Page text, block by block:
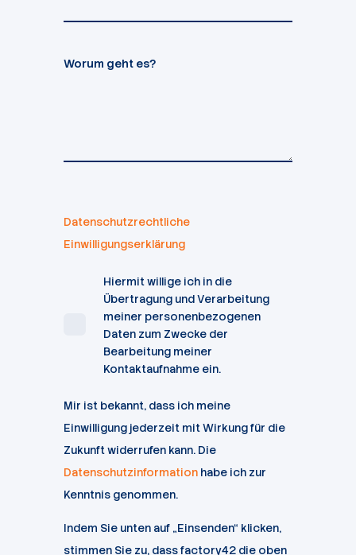
Worum geht es?
Datenschutzrechtliche
Einwilligungserklärung
Hiermit willige ich in die
Übertragung und Verarbeitung
meiner personenbezogenen
Daten zum Zwecke der
Bearbeitung meiner
Kontaktaufnahme ein.
Mir ist bekannt, dass ich meine
Einwilligung jederzeit mit Wirkung für die
Zukunft widerrufen kann. Die
Datenschutzinformation habe ich zur
Kenntnis genommen.
Indem Sie unten auf „Einsenden“ klicken,
stimmen Sie zu, dass factory42 die oben